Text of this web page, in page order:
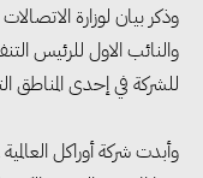
وذكر بيان لوزارة
والنائب الاول للرئيس
للشركة في إحدى المناطق
وأبدت شركة أوراكل